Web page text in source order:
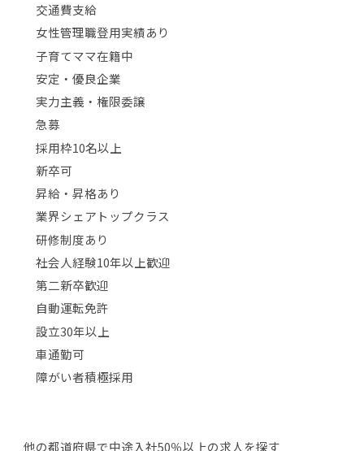
交通費支給
女性管理職登用実績あり
子育てママ在籍中
安定・優良企業
実力主義・権限委譲
急募
採用枠10名以上
新卒可
昇給・昇格あり
業界シェアトップクラス
研修制度あり
社会人経験10年以上歓迎
第二新卒歓迎
自動運転免許
設立30年以上
車通勤可
障がい者積極採用
他の都道府県で中途入社50％以上の求人を探す